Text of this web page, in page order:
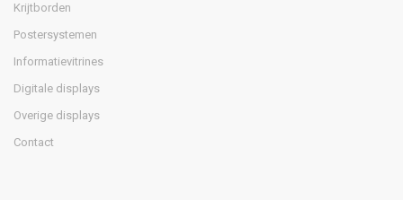
Krijtborden
Postersystemen
Informatievitrines
Digitale displays
Overige displays
Contact